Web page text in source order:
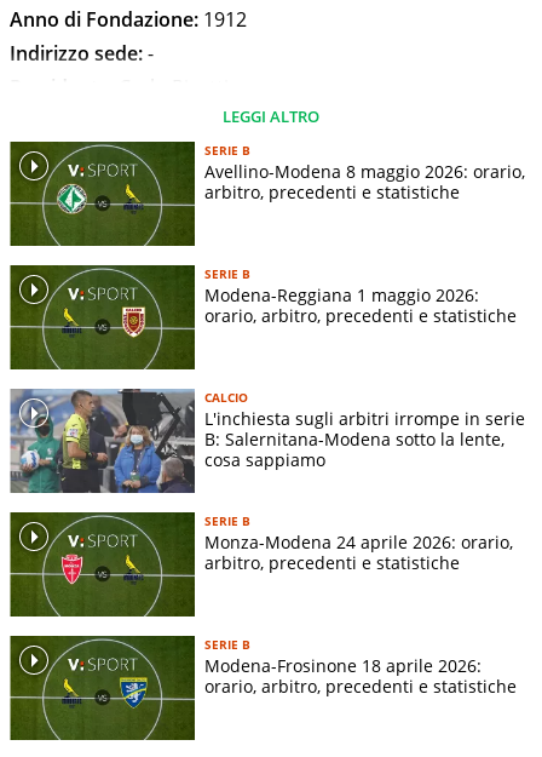
Anno di Fondazione: 1912
Indirizzo sede:-
Presidente:
Daniele Galloppa
Stadio:Alberto Braglia
Capienza Stadio:
21151
Indirizzo stadio:-
Dimensioni terreno di gioco:-
STORIA SQUADRA
I colori della maglia del Modena: giallo e blu
I soprannomi del Modena:
Canarini,Gialloblù, Geminiani
Le rivalità più forti:
La storia del Modena
Chi ha fondato il Modena
Il Modena nacque il 5 aprile 1912 dalla fusione dell’
Foot Ball Clubcon l’Associazione Studentesca Calcio.
Il Modena che rinasce dalle sue ceneri
Sin dai primi anni della sua storia, il Modena s’impose sul
LEGGI ALTRO
SERIE B
Avellino-Modena 8 maggio 2026: orario,
arbitro, precedenti e statistiche
SERIE B
Modena-Reggiana 1 maggio 2026:
orario, arbitro, precedenti e statistiche
CALCIO
L'inchiesta sugli arbitri irrompe in serie
B: Salernitana-Modena sotto la lente,
cosa sappiamo
SERIE B
Monza-Modena 24 aprile 2026: orario,
arbitro, precedenti e statistiche
SERIE B
Modena-Frosinone 18 aprile 2026:
orario, arbitro, precedenti e statistiche